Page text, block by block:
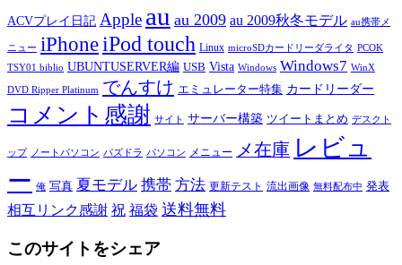
ACVプレイ日記 Apple au au 2009 au 2009秋冬モデル au携帯メ
ニュー iPhoneiPod touch Linux microSDカードリーダライタ PCOK
TSY01 biblio UBUNTUSERVER編 USB Vista Windows Windows7 WinX
DVD Ripper Platinum でんすけ エミュレーター特集 カードリーダー
コメント感謝 サイト サーバー構築 ツイートまとめ デスクト
ップ ノートパソコン パズドラ パソコン メニュー メ在庫 レビュ
ー 俺 写真 夏モデル 携帯 方法 更新テスト 流出画像 無料配布中 発表
相互リンク感謝 祝 福袋 送料無料
このサイトをシェア